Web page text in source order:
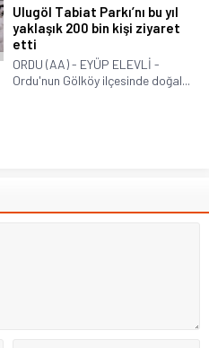
Ulugöl Tabiat Parkı’nı bu yıl
yaklaşık 200 bin kişi ziyaret
etti
ORDU (AA) - EYÜP ELEVLİ -
Ordu'nun Gölköy ilçesinde doğal...